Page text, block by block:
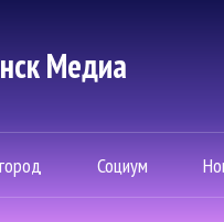
Mедиа
Социум